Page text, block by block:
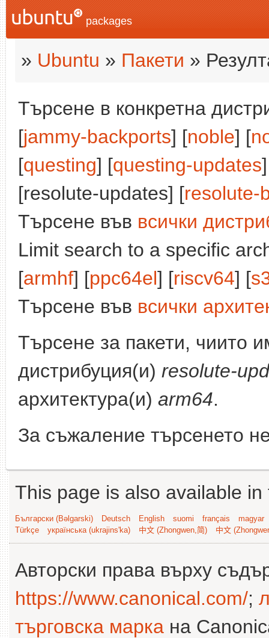
packages
» Ubuntu » Пакети »
Търсене в конкретна
[jammy-backports] [noble] [
[questing] [questing-updates
[resolute-updates] [resolute-
Търсене във всички
Limit search to a specific
[armhf] [ppc64el] [riscv64] [
Търсене във всички
Търсене за пакети, чиито
дистрибуция(и) resolute-
архитектура(и) arm64.
За съжаление търсенето
This page is also available
Български (Bəlgarski) Deutsch English suomi français
magyar
Türkçe
українська (ukrajins'ka) 中文 (Zhongwen,简) 中文
Авторски права върху
https://www.canonical.com/;
търговска марка на